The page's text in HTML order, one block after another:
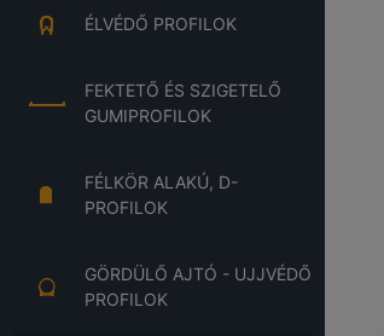
ÉLVÉDŐ PROFILOK
FEKTETŐ ÉS SZIGETELŐ
GUMIPROFILOK
FÉLKÖR ALAKÚ, D-
PROFILOK
GÖRDÜLŐ AJTÓ - UJJVÉDŐ
PROFILOK